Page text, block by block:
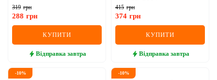
HAVAL
319 грн
288 грн
КУПИТИ
Відправка завтра
415 грн
374 грн
КУПИТИ
Відправка завтра
-10% -10%